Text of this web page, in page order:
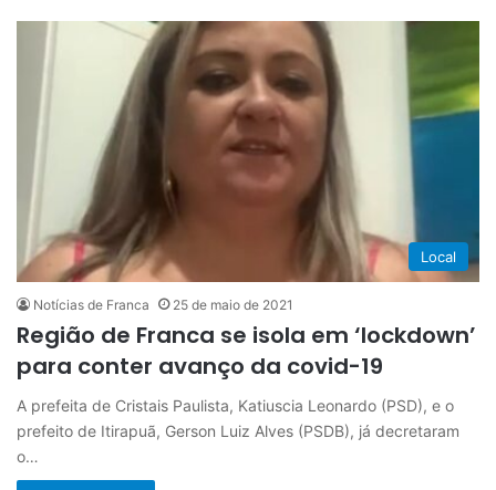
Local
Notícias de Franca 25 de maio de 2021
Região de Franca se isola em ‘lockdown’
para conter avanço da covid-19
A prefeita de Cristais Paulista, Katiuscia Leonardo (PSD), e o
prefeito de Itirapuã, Gerson Luiz Alves (PSDB), já decretaram
o…